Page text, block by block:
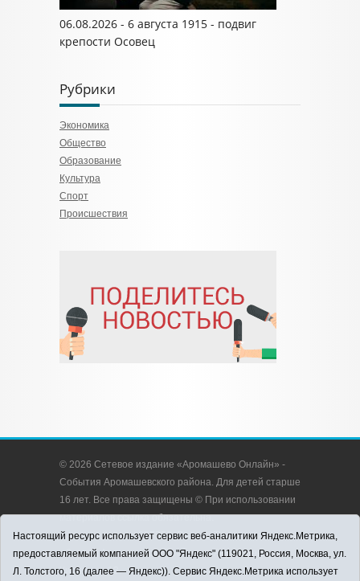
06.08.2026 - 6 августа 1915 - подвиг
крепости Осовец
Рубрики
Экономика
Общество
Образование
Культура
Спорт
Происшествия
© 2026 Сетевое издание «Аромашево Онлайн» -
События Аромашевского района. Для детей старше
16 лет. Все права защищены © При использовании
материалов ссылка обязательна.
Адрес редакции: 627350, Россия, Тюменская
область, Аромашевский район, с. Аромашево, ул.
Кирова, д. 13.
Настоящий ресурс использует сервис веб-аналитики Яндекс.Метрика,
предоставляемый компанией ООО "Яндекс" (119021, Россия, Москва, ул.
Л. Толстого, 16 (далее — Яндекс)). Сервис Яндекс.Метрика использует